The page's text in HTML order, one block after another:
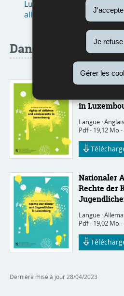
J'accepte
Je refuse
Gérer les
Luxembourg expliqué aux
allemand)
Dans d'autres
A national
rights of
in
Langue :Anglais
Pdf - 19,12 Mo
Nationaler
Rechte der
Langue :
Pdf - 19,02 Mo
Dernière mise à jour 28/04/2023